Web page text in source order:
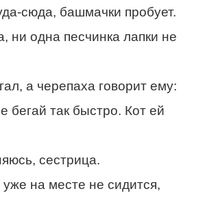
сюда, башмачки пробует.
ни одна песчинка лапки не
а черепаха говорит ему:
бегай так быстро. Кот ей
сестрица.
на месте не сидится,